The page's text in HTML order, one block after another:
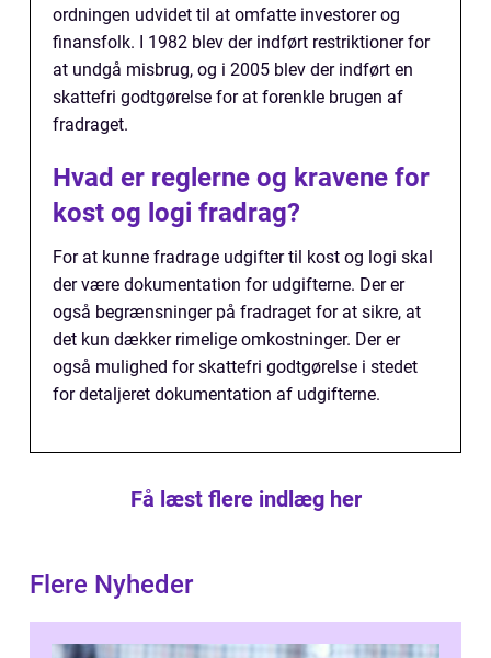
ordningen udvidet til at omfatte investorer og
finansfolk. I 1982 blev der indført restriktioner for
at undgå misbrug, og i 2005 blev der indført en
skattefri godtgørelse for at forenkle brugen af
fradraget.
Hvad er reglerne og kravene for
kost og logi fradrag?
For at kunne fradrage udgifter til kost og logi skal
der være dokumentation for udgifterne. Der er
også begrænsninger på fradraget for at sikre, at
det kun dækker rimelige omkostninger. Der er
også mulighed for skattefri godtgørelse i stedet
for detaljeret dokumentation af udgifterne.
Få læst flere indlæg her
Flere Nyheder